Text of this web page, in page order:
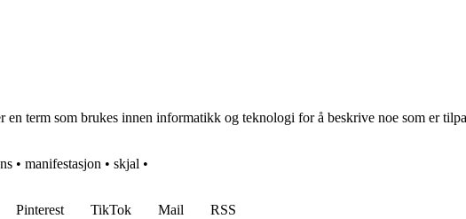
term som brukes innen informatikk og teknologi for å beskrive noe som er
• manifestasjon • skjal •
Pinterest TikTok Mail
RSS